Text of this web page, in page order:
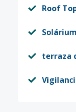
Roof
Solárium
terraza